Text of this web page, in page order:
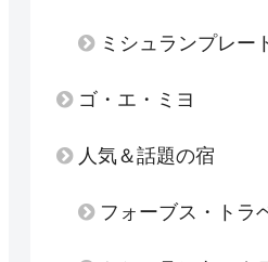
ミシュランプレー
ゴ・エ・ミヨ
人気＆話題の宿
フォーブス・トラ